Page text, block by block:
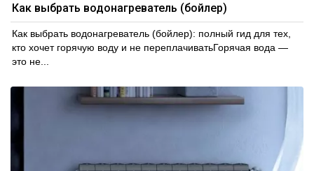
Как выбрать водонагреватель (бойлер)
Как выбрать водонагреватель (бойлер): полный гид для тех,
кто хочет горячую воду и не переплачиватьГорячая вода —
это не...